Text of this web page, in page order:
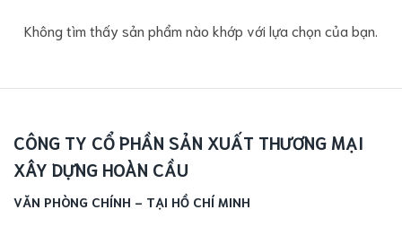
Không tìm thấy sản phẩm nào khớp với lựa chọn của bạn.
CÔNG TY CỔ PHẦN SẢN XUẤT THƯƠNG MẠI
XÂY DỰNG HOÀN CẦU
VĂN PHÒNG CHÍNH - TẠI HỒ CHÍ MINH